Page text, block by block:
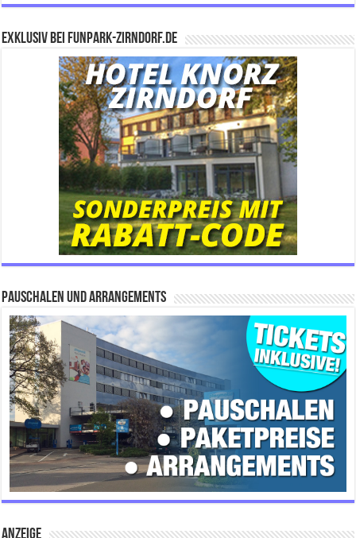
Exklusiv bei FUNPARK-ZIRNDORF.DE
Pauschalen und Arrangements